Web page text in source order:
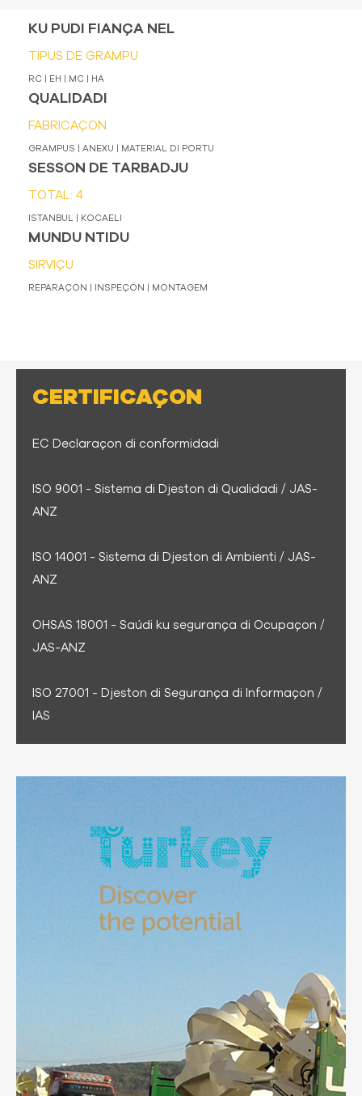
KU PUDI FIANÇA NEL
TIPUS DE GRAMPU
RC | EH | MC | HA
QUALIDADI
FABRICAÇON
GRAMPUS | ANEXU | MATERIAL DI PORTU
SESSON DE TARBADJU
TOTAL: 4
ISTANBUL | KOCAELI
MUNDU NTIDU
SIRVIÇU
REPARAÇON | INSPEÇON | MONTAGEM
CERTIFICAÇON
EC Declaraçon di conformidadi
ISO 9001 - Sistema di Djeston di Qualidadi / JAS-
ANZ
ISO 14001 - Sistema di Djeston di Ambienti / JAS-
ANZ
OHSAS 18001 - Saúdi ku segurança di Ocupaçon /
JAS-ANZ
ISO 27001 - Djeston di Segurança di Informaçon /
IAS